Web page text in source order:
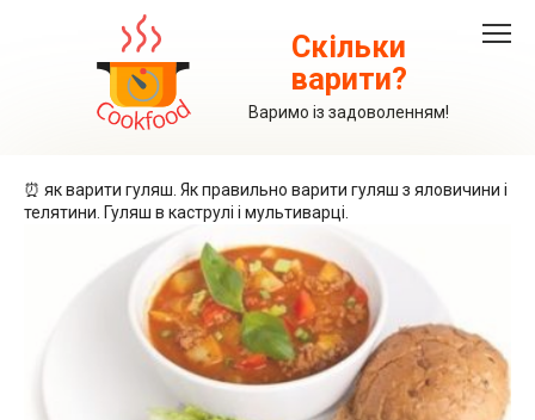
Скільки
варити?
Варимо із задоволенням!
⏰ як варити гуляш. Як правильно варити гуляш з яловичини і
телятини. Гуляш в каструлі і мультиварці.